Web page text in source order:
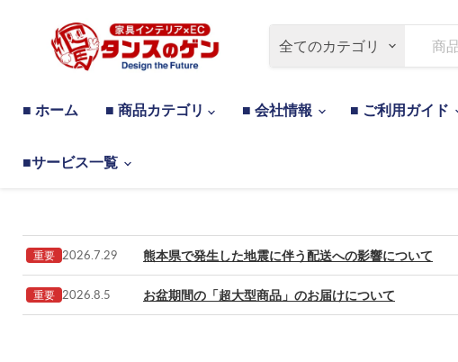
全てのカテゴリ
■ ホーム ■ 商品カテゴリ ■ 会社情報 ■ ご利用ガイド
■サービス一覧
重要 2026.7.29 熊本県で発生した地震に伴う配送への影響について
重要 2026.8.5 お盆期間の「超大型商品」のお届けについて